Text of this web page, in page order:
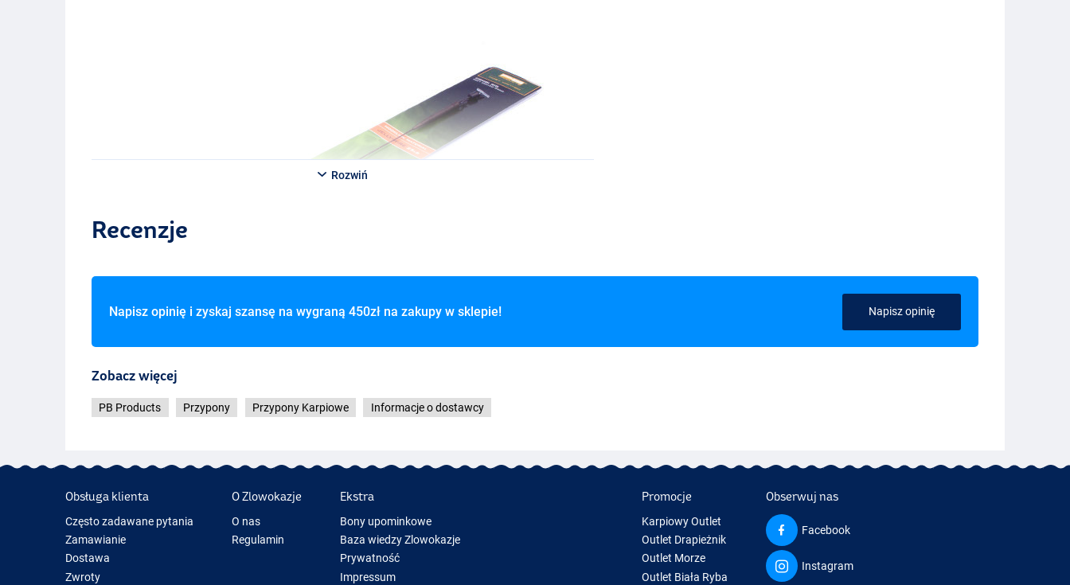
Rozwiń
Recenzje
Napisz opinię i zyskaj szansę na wygraną 450zł na zakupy w sklepie! Napisz opinię
Zobacz więcej
PB Products Przypony Przypony Karpiowe Informacje o dostawcy
Obsługa klienta
Często zadawane pytania
Zamawianie
Dostawa
Zwroty
O Zlowokazje
O nas
Regulamin
Ekstra
Bony upominkowe
Baza wiedzy Zlowokazje
Prywatność
Impressum
Promocje
Karpiowy Outlet
Outlet Drapieżnik
Outlet Morze
Outlet Biała Ryba
Obserwuj nas
Facebook
Instagram